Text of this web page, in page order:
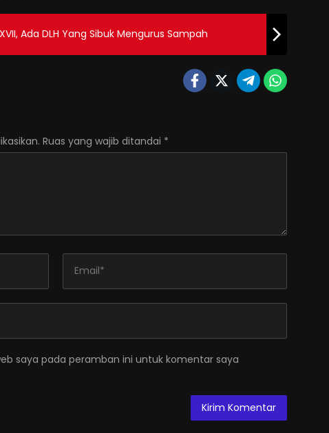
Ada DLH Yang Sibuk Mengurus Sampah
Ruas yang wajib ditandai *
saya pada peramban ini untuk komentar saya